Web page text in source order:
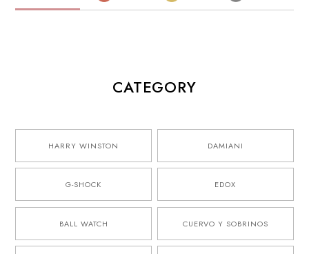
CATEGORY
HARRY WINSTON DAMIANI
G-SHOCK EDOX
BALL WATCH CUERVO Y SOBRINOS